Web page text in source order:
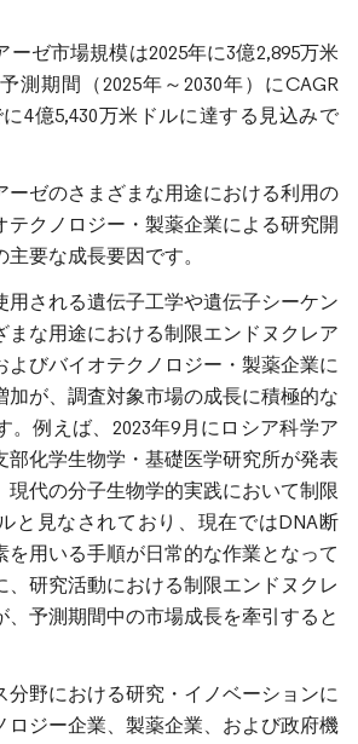
ーゼ市場規模は2025年に3億2,895万米
測期間（2025年～2030年）にCAGR
に4億5,430万米ドルに達する見込みで
ーゼのさまざまな用途における利用の
テクノロジー・製薬企業による研究開
要な成長要因です。
用される遺伝子工学や遺伝子シーケン
まな用途における制限エンドヌクレア
よびバイオテクノロジー・製薬企業に
加が、調査対象市場の成長に積極的な
。例えば、2023年9月にロシア科学ア
部化学生物学・基礎医学研究所が発表
現代の分子生物学的実践において制限
と見なされており、現在ではDNA断
を用いる手順が日常的な作業となって
、研究活動における制限エンドヌクレ
、予測期間中の市場成長を牽引すると
分野における研究・イノベーションに
ロジー企業、製薬企業、および政府機